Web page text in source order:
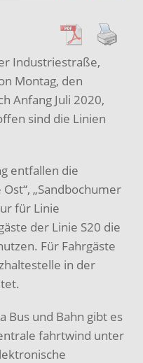
Industriestraße,
Montag, den
Anfang Juli 2020,
sind die Linien
entfallen die
„Sandbochumer
für Linie
der Linie S20 die
Für Fahrgäste
in der
Bus und Bahn gibt es
fahrtwind unter